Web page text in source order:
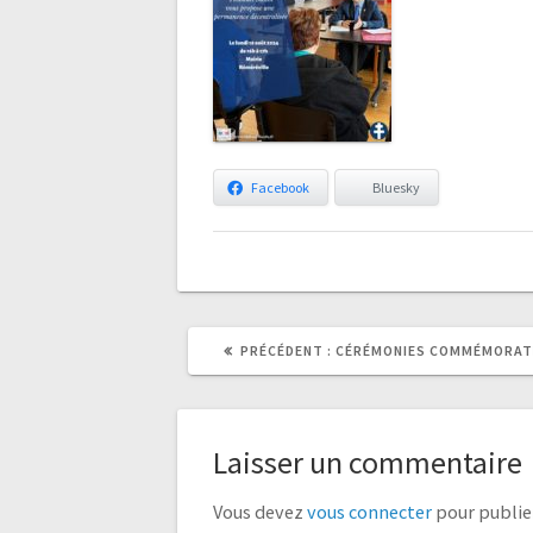
Facebook Bluesky
PRÉCÉDENT :
ARTICLE
PRÉCÉDENT
CÉRÉMONIES
ARTICLE
SUIVANT
Laisser un commentaire
Vous devezvous connecter pour